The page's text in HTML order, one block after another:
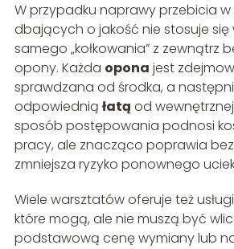
W przypadku naprawy przebicia
dbających o jakość nie stosuje się
samego „kołkowania” z zewnątrz
opony. Każda opona jest
sprawdzana od środka, a
odpowiednią łatą od
sposób postępowania podnosi
pracy, ale znacząco poprawia
zmniejsza ryzyko ponownego
Wiele warsztatów oferuje też
które mogą, ale nie muszą być
podstawową cenę wymiany lub